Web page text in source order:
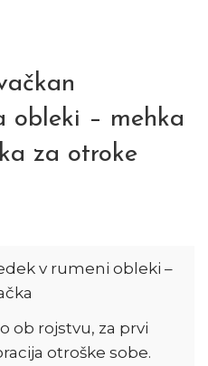
obleki – mehka
za otroke
v rumeni obleki –
ob rojstvu, za prvi
otroške sobe.